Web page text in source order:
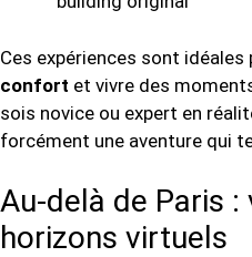
Ces expériences sont idéales
confort et vivre des
sois novice ou expert en
forcément une aventure qui
Au-delà de Paris
horizons virtuels